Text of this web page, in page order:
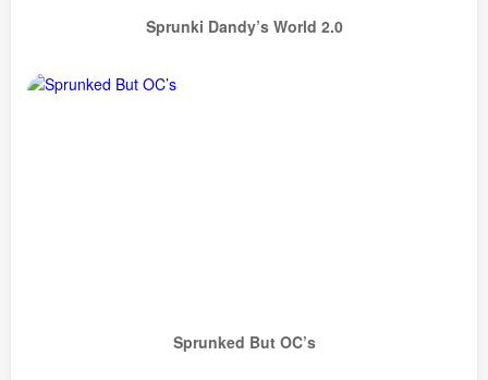
Sprunki Dandy’s World 2.0
Sprunked But OC’s